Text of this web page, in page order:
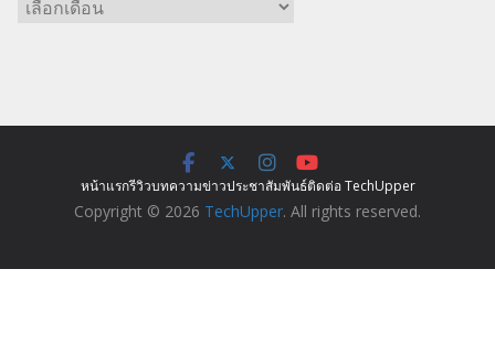
หน้าแรกรีวิวบทความข่าวประชาสัมพันธ์ติดต่อ TechUpper
Copyright © 2026 TechUpper. All rights reserved.